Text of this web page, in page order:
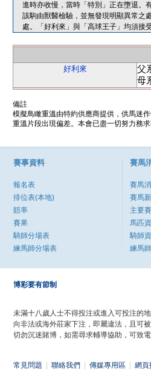
進時亦收慢，當時「特別」正在墮退。
該駒由獸醫檢驗，並無發現明顯異常之
處。「好利來」與「高球王子」均須接
好利來
父
母
備註
模擬鳥瞰重溫由特約供應商提供，供馬迷
重溫片段出現偏差。本會已盡一切努力務
賽事資料
報名表
排位表(本地)
賠率
賽果
騎師分場表
練馬師分場表
賽馬
賽馬
賽馬
主要
馬匹
騎師
練馬
博彩要有節制
未滿十八歲人士不得投注或進入可投注的地
向非法或海外莊家下注，即屬違法，且可被
切勿沉迷賭博，如需尋求輔導協助，可致
常見問題 聯絡我們 傳媒專用區 網頁